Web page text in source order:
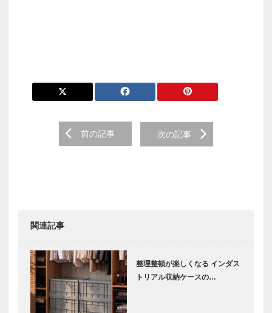
前の記事 次の記事
関連記事
整理整頓が楽しくなる インダス
トリアル収納ケースの…